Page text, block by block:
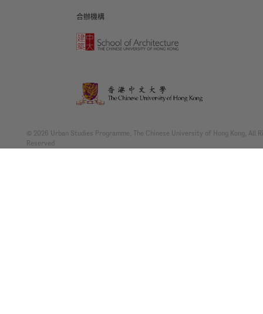
合辦機構
© 2026 Urban Studies Programme, The Chinese University of Hong Kong, All
Reserved